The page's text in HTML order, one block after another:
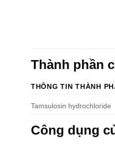
Thành phần
THÔNG TIN THÀNH
Tamsulosin hydrochloride
Công dụng